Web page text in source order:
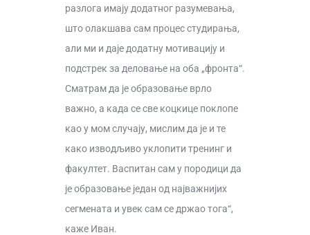
разлога имају додатног разумевања,
што олакшава сам процес студирања,
али ми и даје додатну мотивацију и
подстрек за деловање на оба „фронта“.
Сматрам да је образовање врло
важно, а када се све коцкице поклопе
као у мом случају, мислим да је и те
како изводљиво уклопити тренинг и
факултет. Васпитан сам у породици да
је образовање један од најважнијих
сегмената и увек сам се држао тога“,
каже Иван.